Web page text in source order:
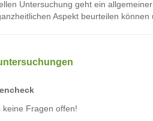
Untersuchung geht ein
Aspekt beurteilen
keine Fragen offen!